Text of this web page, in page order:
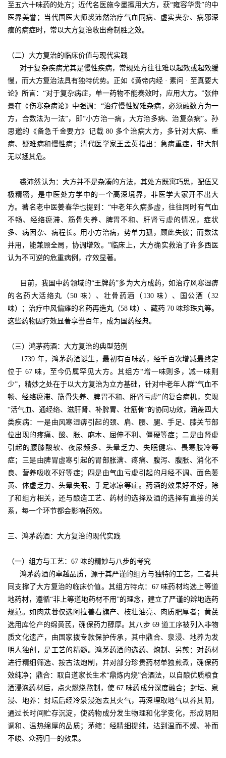
至五六十味药的处方；近代名医施今墨擅用大方，获“雍容华贵”的中
医界美誉；当代国医大师裘沛然治疗气血同病、虚实夹杂、病邪深
痼的病症时，常以大方复治收出奇制胜之效。
（二）大方复治的临床价值与现代实践
对于复杂疾病尤其是慢性疾病，常规处方往往难以起效或起效缓
慢，而大方复治法具有独特优势。正如《黄帝内经 · 素问 · 至真要大
论》所言：“对于复杂病症，单一药物不能奏效时，应用大方。”张仲
景在《伤寒杂病论》中强调：“治疗慢性疑难杂病，必须融数方为一
方，合数法为一法”，即“小方治一病，大方治多病、治复杂病”。孙
思邈的《备急千金要方》记载 80 多个治病大方，多针对大病、重
病、疑难病和慢性病；清代医学家王孟英指出：急病重症，非大剂
无以拯其危。
裘沛然认为：大方并不是杂凑的方法，其处方既寓巧思，配伍又
极精密，是中医处方学中的一个高深境界，非医学大家开不出大
方。著名老中医姜春华也提到：“中老年久病多虚，往往同时有气血
不畅、经络瘀滞、筋骨失养、脾胃不和、肝肾亏虚的情况，症状
多、病因杂、病程长。用小方治病，势单力孤，顾此失彼；而数法
并用，能兼顾全局，协调增效。”临床上，大方确实救治了许多西医
认为不可逆的危重病例，疗效显著。
目前，我国中药领域的“王牌药”多为大方成药，如治疗风寒湿痹
的名药大活络丸（50 味）、壮骨药酒（130 味）、国公酒（32
味）；治疗中风偏瘫的名药再造丸（58 味）、藏药 70 味珍珠丸等。
这些药物因疗效显著享誉百年，成为国药经典。
（三）鸿茅药酒：大方复治的典型范例
1739 年，鸿茅药酒诞生，最初有百味药，经千百次增减最终定
位于 67 味，至今仍属罕见大方。其组方“增一味则多，减一味则
少”，精妙之处在于以大方复治为立方基础，针对中老年人群“气血不
畅、经络瘀滞、筋骨失养、脾胃不和、肝肾亏虚”的复合病机，实现
“活气血、通经络、滋肝肾、补脾胃、壮筋骨”的协同功效，涵盖四大
类疾病：一是由风寒湿痹引起的颈、肩、腰、腿、手足、膝关节部
位出现的疼痛、酸、胀、麻木、屈伸不利、僵硬等症；二是由肾虚
引起的腰膝酸软、夜尿频多、头晕乏力、失眠健忘、畏寒肢冷等
症；三是由脾胃虚寒引起的胃部胀满、疼痛、腹泻、腹胀、消化不
良、营养吸收不好等症；四是由气血亏虚引起的月经不调、面色萎
黄、体虚乏力、头晕失眠、手足冰凉等症。药酒的效果好不好，除
了和组方相关，还与酿造工艺、药材的选择及酒的选择有直接的关
系，每一个环节都会影响药效。
三、鸿茅药酒：大方复治的现代实践
（一）组方与工艺：67 味的精妙与八步的考究
鸿茅药酒的卓越品质，源于其严谨的组方与独特的工艺，二者共
同支撑了大方复治的临床价值。其组方特点：67 味药材均选上等道
地药材，遵循“非上等道地药材不用”的理念，建立了严谨的辨地选药
规范。如肉苁蓉仅选阿拉善右旗产、枝壮油亮、肉质肥厚者；黄芪
选用库伦产的绵黄芪，确保药力醇厚。其八步 69 道工序被列入非物
质文化遗产，由国家拨专款保护传承，其中鼎合、泉浸、地养为发
明人独创，是工艺的精髓。鸿茅药酒的选药、炮制、另煎：对药材
进行精细筛选、按古法炮制，并对部分珍贵药材单独煎煮，确保药
效纯净；鼎合：取自道家长生术“鼎炼内烧”合酒法，以自酿优质粮食
酒浸泡药材后，点火燃烧熬制，使 67 味药成分深度融合；封坛、泉
浸、地养：封坛后经冷泉浸泡去其火气，再深埋取地气以养其阴，
通过长时间贮存沉淀，使药物成分发生物理和化学变化，形成阴阳
调和、温热绵厚的品质；茅缩：经精细提纯，达到温而不燥、补而
不峻、众药归一的效果。